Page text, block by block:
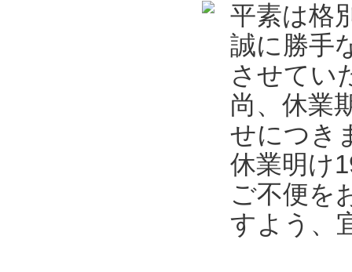
平素は格
誠に勝手
させてい
尚、休業
せにつき
休業明け
ご不便を
すよう、